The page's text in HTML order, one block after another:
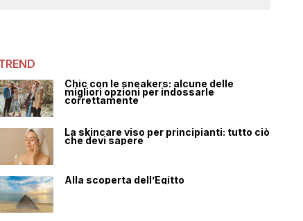
Chic con le sneakers: alcune delle
migliori opzioni per indossarle
correttamente
La skincare viso per principianti: tutto ciò
che devi sapere
Alla scoperta dell’Egitto